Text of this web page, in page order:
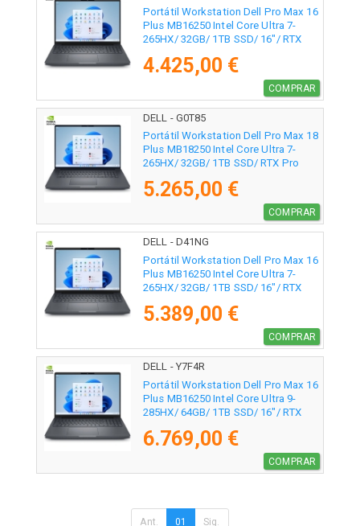
Portátil Workstation Dell Pro Max 16
Plus MB16250 Intel Core Ultra 7-
265HX/ 32GB/ 1TB SSD/ 16"/ RTX
4.425,00 €
COMPRAR
DELL - G0T85
Portátil Workstation Dell Pro Max 18
Plus MB18250 Intel Core Ultra 7-
265HX/ 32GB/ 1TB SSD/ RTX Pro
5.265,00 €
COMPRAR
DELL - D41NG
Portátil Workstation Dell Pro Max 16
Plus MB16250 Intel Core Ultra 7-
265HX/ 32GB/ 1TB SSD/ 16"/ RTX
5.389,00 €
COMPRAR
DELL - Y7F4R
Portátil Workstation Dell Pro Max 16
Plus MB16250 Intel Core Ultra 9-
285HX/ 64GB/ 1TB SSD/ 16"/ RTX
6.769,00 €
COMPRAR
Ant. 01 Sig.